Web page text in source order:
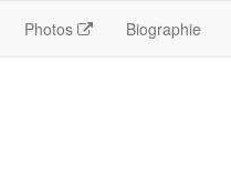
Photos Biographie